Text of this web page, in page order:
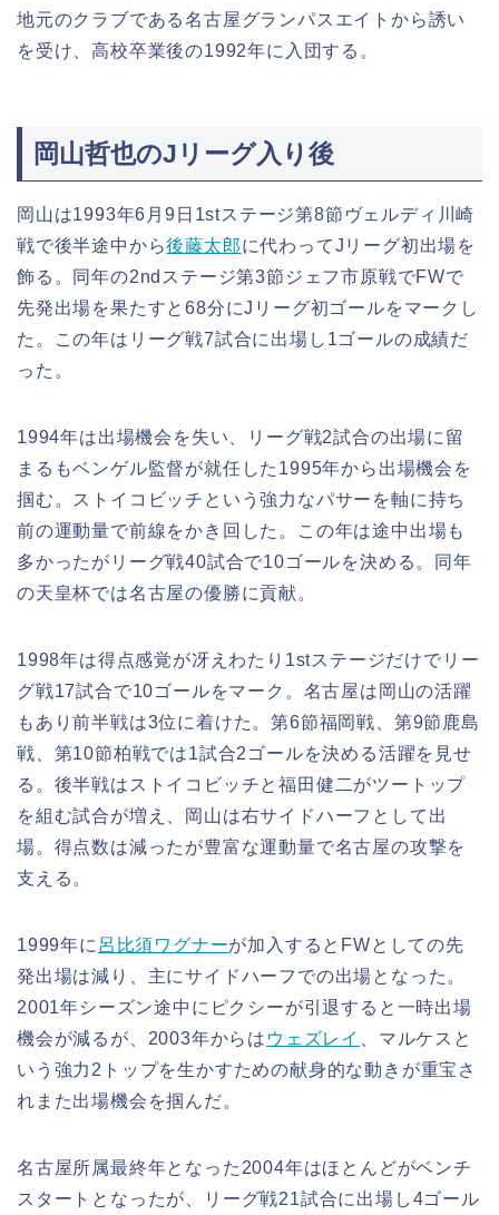
地元のクラブである名古屋グランパスエイトから誘い
を受け、高校卒業後の1992年に入団する。
岡山哲也のJリーグ入り後
岡山は1993年6月9日1stステージ第8節ヴェルディ川崎
戦で後半途中から後藤太郎に代わってJリーグ初出場を
飾る。同年の2ndステージ第3節ジェフ市原戦でFWで
先発出場を果たすと68分にJリーグ初ゴールをマークし
た。この年はリーグ戦7試合に出場し1ゴールの成績だ
った。
1994年は出場機会を失い、リーグ戦2試合の出場に留
まるもベンゲル監督が就任した1995年から出場機会を
掴む。ストイコビッチという強力なパサーを軸に持ち
前の運動量で前線をかき回した。この年は途中出場も
多かったがリーグ戦40試合で10ゴールを決める。同年
の天皇杯では名古屋の優勝に貢献。
1998年は得点感覚が冴えわたり1stステージだけでリー
グ戦17試合で10ゴールをマーク。名古屋は岡山の活躍
もあり前半戦は3位に着けた。第6節福岡戦、第9節鹿島
戦、第10節柏戦では1試合2ゴールを決める活躍を見せ
る。後半戦はストイコビッチと福田健二がツートップ
を組む試合が増え、岡山は右サイドハーフとして出
場。得点数は減ったが豊富な運動量で名古屋の攻撃を
支える。
1999年に 呂比須ワグナーが加入するとFWとしての先
発出場は減り、主にサイドハーフでの出場となった。
2001年シーズン途中にピクシーが引退すると一時出場
機会が減るが、2003年からは ウェズレイ
、マルケスと
いう強力2トップを生かすための献身的な動きが重宝さ
れまた出場機会を掴んだ。
名古屋所属最終年となった2004年はほとんどがベンチ
スタートとなったが、リーグ戦21試合に出場し4ゴール